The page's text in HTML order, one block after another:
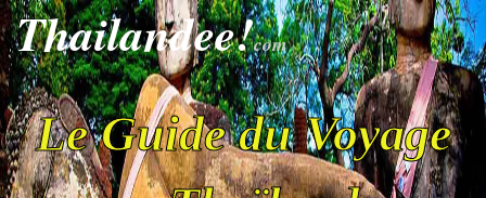
Thailandee!com
Le Guide du Voyage